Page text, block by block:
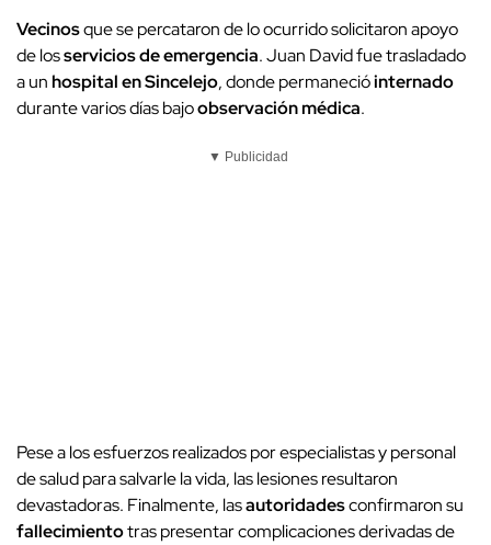
Vecinosque se percataron de lo ocurrido solicitaron apoyo
de losservicios de emergencia. Juan David fue trasladado
a unhospital en Sincelejo, donde permanecióinternado
durante varios días bajoobservación médica.
▼ Publicidad
Pese a los esfuerzos realizados por especialistas y personal
de salud para salvarle la vida, las lesiones resultaron
devastadoras. Finalmente, lasautoridadesconfirmaron su
fallecimientotras presentar complicaciones derivadas de